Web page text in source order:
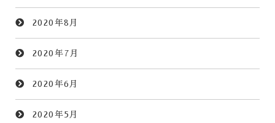
2020年8月
2020年7月
2020年6月
2020年5月